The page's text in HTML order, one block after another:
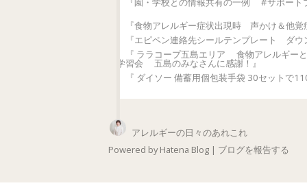
『食物アレルギー症状出現時 声かけ＆他覚
『エピペン連絡先シールテンプレート ダウ
『 ララコープ五島エリア 食物アレルギ
学習会 五島のみなさんに感謝！』
『 ダイソー 備蓄用個包装手袋 30セットで
アレルギーの日々のあれこれ
Powered byHatena Blog | ブログを報告する